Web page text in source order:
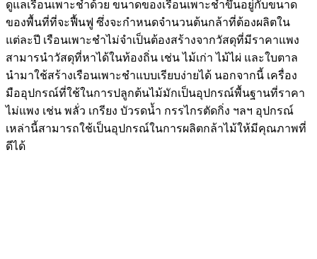
ดูแลเรือนเพาะชำด้วย ขนาดของเรือนเพาะชำขึ้นอยู่กับขนาด
ของพื้นที่ที่จะฟื้นฟู ซึ่งจะกำหนดจำนวนต้นกล้าที่ต้องผลิตใน
แต่ละปี เรือนเพาะชำไม่จำเป็นต้องสร้างจากวัสดุที่มีราคาแพง
สามารนำวัสดุที่หาได้ในท้องถิ่น เช่น ไม้เก่า ไม้ไผ่ และใบตาล
นำมาใช้สร้างเรือนเพาะชำแบบเรียบง่ายได้ นอกจากนี้ เครื่อง
มืออุปกรณ์ที่ใช้ในการปลูกต้นไม้มักเป็นอุปกรณ์พื้นฐานที่ราคา
ไม่แพง เช่น พลั่ว เกรียง บัวรดน้ำ กรรไกรตัดกิ่ง ฯลฯ อุปกรณ์
เหล่านี้สามารถใช้เป็นอุปกรณ์ในการผลิตกล้าไม้ให้มีคุณภาพที่
ดีได้